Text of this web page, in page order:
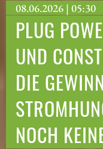
08.06.2026 | 05:30
PLUG
UND
DIE
NOCH